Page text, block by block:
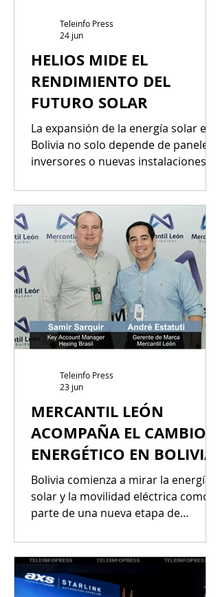
HELIOS MIDE EL
RENDIMIENTO DEL
FUTURO SOLAR
La expansión de la energía solar en
Bolivia no solo depende de paneles,
inversores o nuevas instalaciones.
medición confiable y soporte
especializado para asegurar que
cada sistema fotovoltaico opere con
eficiencia, seguridad y rendimiento
real. En el marco de Finergy 2026,
Helios destaca el valor de sus
soluciones de prueba, calibración y
servicio técnico para acompañar
proyectos solares, eléctricos e
industriales que buscan mayor
Teleinfo Press
24 jun
MERCANTIL LEÓN
ACOMPAÑA EL CAMBIO
ENERGÉTICO EN BOLIVIA
Bolivia comienza a mirar la energía
solar y la movilidad eléctrica como
parte de una nueva etapa de
En ese escenario, Mercantil León
refuerza su propuesta con marcas
especializadas, respaldo técnico y
Teleinfo Press
23 jun